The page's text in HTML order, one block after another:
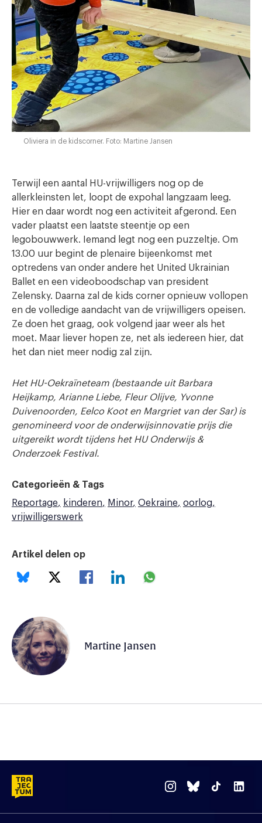
Oliviera in de kidscorner. Foto: Martine Jansen
Terwijl een aantal HU-vrijwilligers nog op de
allerkleinsten let, loopt de expohal langzaam leeg.
Hier en daar wordt nog een activiteit afgerond. Een
vader plaatst een laatste steentje op een
legobouwwerk. Iemand legt nog een puzzeltje. Om
13.00 uur begint de plenaire bijeenkomst met
optredens van onder andere het United Ukrainian
Ballet en een videoboodschap van president
Zelensky. Daarna zal de kids corner opnieuw vollopen
en de volledige aandacht van de vrijwilligers opeisen.
Ze doen het graag, ook volgend jaar weer als het
moet. Maar liever hopen ze, net als iedereen hier, dat
het dan niet meer nodig zal zijn.
Het HU-Oekraïneteam (bestaande uit Barbara
Heijkamp, Arianne Liebe, Fleur Olijve, Yvonne
Duivenoorden, Eelco Koot en Margriet van der Sar) is
genomineerd voor de onderwijsinnovatie prijs die
uitgereikt wordt tijdens het HU Onderwijs &
Onderzoek Festival.
Categorieën & Tags
Reportage
kinderen Minor Oekraine
oorlog
vrijwilligerswerk
Artikel delen op
Martine Jansen